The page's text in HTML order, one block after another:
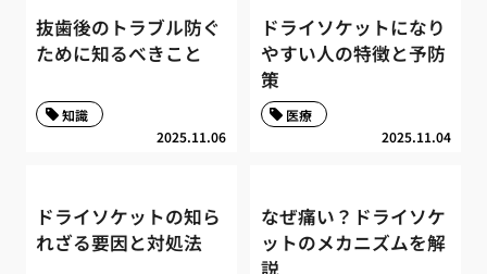
抜歯後のトラブル防ぐ
ために知るべきこと
2025.11.06
知識
ドライソケットになり
やすい人の特徴と予防
策
2025.11.04
医療
ドライソケットの知ら
れざる要因と対処法
なぜ痛い？ドライソケ
ットのメカニズムを解
説